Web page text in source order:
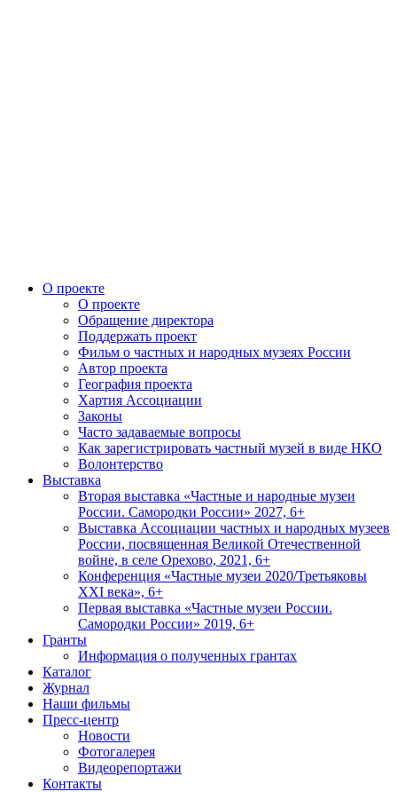
О проекте
О проекте
Обращение директора
Поддержать проект
Фильм о частных и народных музеях России
Автор проекта
География проекта
Хартия Ассоциации
Законы
Часто задаваемые вопросы
Как зарегистрировать частный музей в виде НКО
Волонтерство
Выставка
Вторая выставка «Частные и народные музеи
России. Самородки России» 2027, 6+
Выставка Ассоциации частных и народных музеев
России, посвященная Великой Отечественной
войне, в селе Орехово, 2021, 6+
Конференция «Частные музеи 2020/Третьяковы
XXI века», 6+
Первая выставка «Частные музеи России.
Самородки России» 2019, 6+
Гранты
Информация о полученных грантах
Каталог
Журнал
Наши фильмы
Пресс-центр
Новости
Фотогалерея
Видеорепортажи
Контакты